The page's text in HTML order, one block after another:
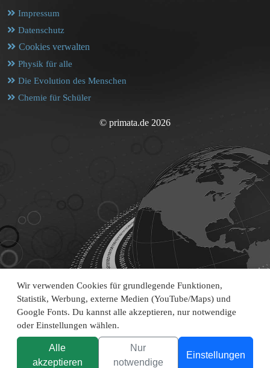
Wir verwenden Cookies für grundlegende Funktionen,
Statistik, Werbung, externe Medien (YouTube/Maps) und
Google Fonts. Du kannst alle akzeptieren, nur notwendige
oder Einstellungen wählen.
Alle
akzeptieren
Nur
notwendige
Einstellungen
Impressum
Datenschutz
Cookies verwalten
Physik für alle
Die Evolution des Menschen
Chemie für Schüler
© primata.de 2026